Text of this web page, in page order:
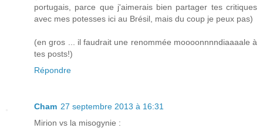
portugais, parce que j'aimerais bien partager tes critiques
avec mes potesses ici au Brésil, mais du coup je peux pas)
(en gros ... il faudrait une renommée moooonnnndiaaaale à
tes posts!)
Répondre
Cham 27 septembre 2013 à 16:31
Mirion vs la misogynie :